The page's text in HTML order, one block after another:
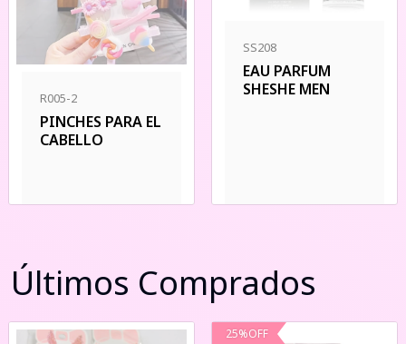
R005-2
PINCHES PARA EL
CABELLO
SS208
EAU PARFUM
SHESHE MEN
Últimos Comprados
25%OFF